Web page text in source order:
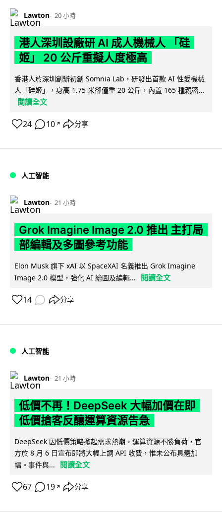
Lawton 20 小時
港人深圳設廠研 AI 成人機械人 「硅
姬」 20 公斤重擬人度極高
香港人於深圳創辦初創 Somnia Lab，研發出首款 AI 性愛機械
人「硅姬」，身高 1.75 米卻僅重 20 公斤，內置 165 種親密...
閱讀全文
24 10 ↗ 分享
人工智能
Lawton 21 小時
Grok Imagine Image 2.0 推出 主打局
部編輯及多圖參考功能
Elon Musk 旗下 xAI 以 SpaceXAI 名義推出 Grok Imagine
Image 2.0 模型，強化 AI 繪圖及編輯...
閱讀全文
14 分享
人工智能
Lawton 21 小時
低價不再！DeepSeek 大幅加價在即
低價搶客反釀運算資源告急
DeepSeek 因低價策略掀起需求熱潮，運算資源不勝負荷，官
方於 8 月 6 日宣布即將大幅上調 API 收費，惟未公布具體加
幅。事件與...
閱讀全文
67 19 ↗ 分享